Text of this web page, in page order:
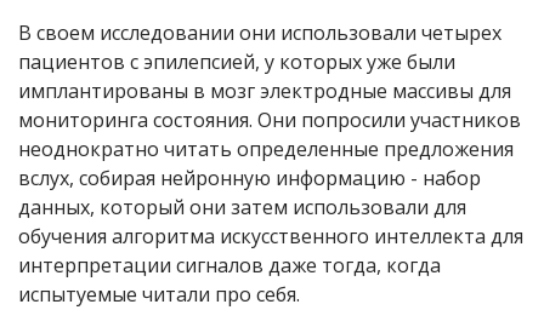
В своем исследовании они использовали четырех
пациентов с эпилепсией, у которых уже были
имплантированы в мозг электродные массивы для
мониторинга состояния. Они попросили участников
неоднократно читать определенные предложения
вслух, собирая нейронную информацию - набор
данных, который они затем использовали для
обучения алгоритма искусственного интеллекта для
интерпретации сигналов даже тогда, когда
испытуемые читали про себя.